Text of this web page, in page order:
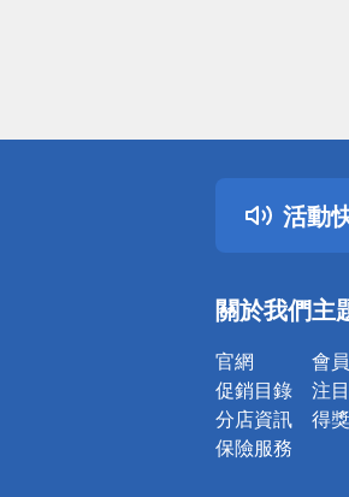
活動
關於我們
官網
促銷目錄
分店資訊
保險服務
主
會
注
得